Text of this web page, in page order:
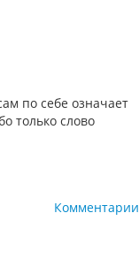
по себе означает
только слово
Комментарии